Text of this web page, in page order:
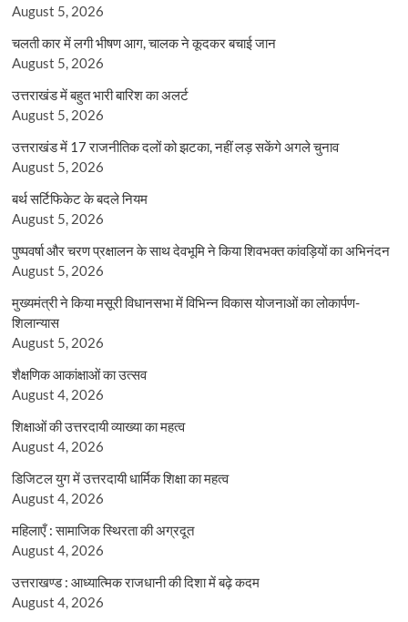
August 5, 2026
चलती कार में लगी भीषण आग, चालक ने कूदकर बचाई जान
August 5, 2026
उत्तराखंड में बहुत भारी बारिश का अलर्ट
August 5, 2026
उत्तराखंड में 17 राजनीतिक दलों को झटका, नहीं लड़ सकेंगे अगले चुनाव
August 5, 2026
बर्थ सर्टिफिकेट के बदले नियम
August 5, 2026
पुष्पवर्षा और चरण प्रक्षालन के साथ देवभूमि ने किया शिवभक्त कांवड़ियों का अभिनंदन
August 5, 2026
मुख्यमंत्री ने किया मसूरी विधानसभा में विभिन्न विकास योजनाओं का लोकार्पण-
शिलान्यास
August 5, 2026
शैक्षणिक आकांक्षाओं का उत्सव
August 4, 2026
शिक्षाओं की उत्तरदायी व्याख्या का महत्व
August 4, 2026
डिजिटल युग में उत्तरदायी धार्मिक शिक्षा का महत्व
August 4, 2026
महिलाएँ : सामाजिक स्थिरता की अग्रदूत
August 4, 2026
उत्तराखण्ड : आध्यात्मिक राजधानी की दिशा में बढ़े कदम
August 4, 2026